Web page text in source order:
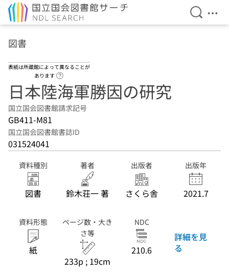
検索を
メ
図書
表紙は所蔵館によって異なることが
あります
日本陸海軍勝因の研究
国立国会図書館請求記号
GB411-M81
国立国会図書館書誌ID
031524041
資料種別
図書
著者
鈴木荘一 著
出版者
さくら舎
出版年
2021.7
資料形態
紙
ページ数・大き
さ等
233p ; 19cm
NDC
210.6
詳細を見
る